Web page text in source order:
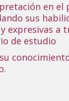
en el
sus
expresivas a
de estudio